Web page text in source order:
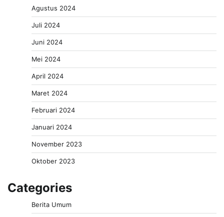
Agustus 2024
Juli 2024
Juni 2024
Mei 2024
April 2024
Maret 2024
Februari 2024
Januari 2024
November 2023
Oktober 2023
Categories
Berita Umum